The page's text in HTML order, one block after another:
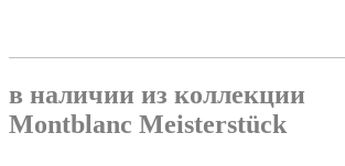
в наличии из коллекции
Montblanc Meisterstück